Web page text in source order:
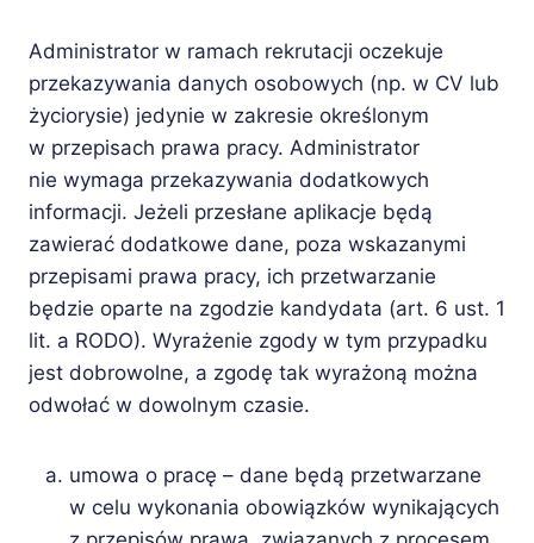
Administrator w ramach rekrutacji oczekuje
przekazywania danych osobowych (np. w CV lub
życiorysie) jedynie w zakresie określonym
w przepisach prawa pracy. Administrator
nie wymaga przekazywania dodatkowych
informacji. Jeżeli przesłane aplikacje będą
zawierać dodatkowe dane, poza wskazanymi
przepisami prawa pracy, ich przetwarzanie
będzie oparte na zgodzie kandydata (art. 6 ust. 1
lit. a RODO). Wyrażenie zgody w tym przypadku
jest dobrowolne, a zgodę tak wyrażoną można
odwołać w dowolnym czasie.
umowa o pracę – dane będą przetwarzane
w celu wykonania obowiązków wynikających